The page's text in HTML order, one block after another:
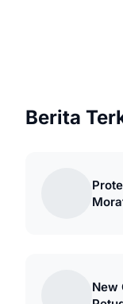
Berita
New